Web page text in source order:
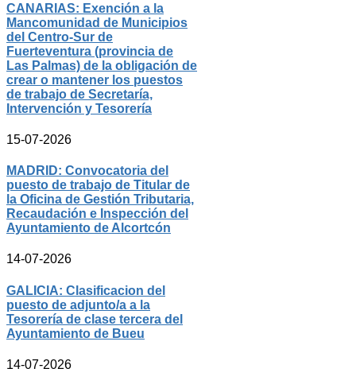
CANARIAS: Exención a la
Mancomunidad de Municipios
del Centro-Sur de
Fuerteventura (provincia de
Las Palmas) de la obligación de
crear o mantener los puestos
de trabajo de Secretaría,
Intervención y Tesorería
15-07-2026
MADRID: Convocatoria del
puesto de trabajo de Titular de
la Oficina de Gestión Tributaria,
Recaudación e Inspección del
Ayuntamiento de Alcortcón
14-07-2026
GALICIA: Clasificacion del
puesto de adjunto/a a la
Tesorería de clase tercera del
Ayuntamiento de Bueu
14-07-2026